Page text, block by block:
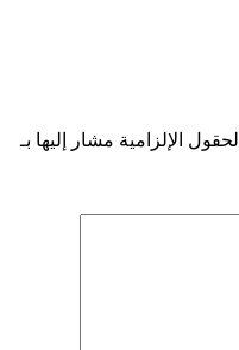
الحقول الإلزامية مشار إليها بـ